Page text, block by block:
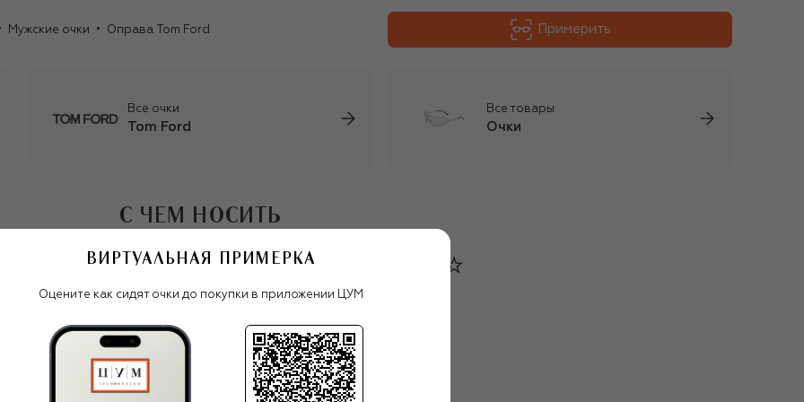
В 2023 году Том Форд отошел от создания коллекций
Мужские очки Оправа Tom Ford Примерить
Все очки
Tom Ford
Все товары
Очки
С ЧЕМ НОСИТЬ
ВИРТУАЛЬНАЯ ПРИМЕРКА
Оцените как сидят очки до покупки в приложении ЦУМ